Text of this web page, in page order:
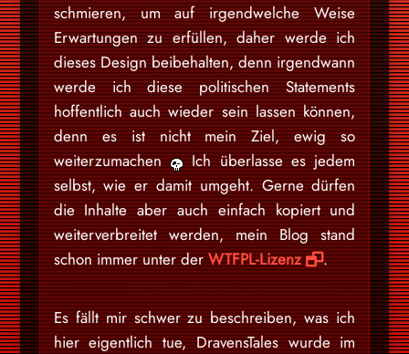
schmieren, um auf irgendwelche Weise
Erwartungen zu erfüllen, daher werde ich
dieses Design beibehalten, denn irgendwann
werde ich diese politischen Statements
hoffentlich auch wieder sein lassen können,
denn es ist nicht mein Ziel, ewig so
weiterzumachen
Ich überlasse es jedem
selbst, wie er damit umgeht. Gerne dürfen
die Inhalte aber auch einfach kopiert und
weiterverbreitet werden, mein Blog stand
schon immer unter derWTFPL-Lizenz .
Es fällt mir schwer zu beschreiben, was ich
hier eigentlich tue, DravensTales wurde im